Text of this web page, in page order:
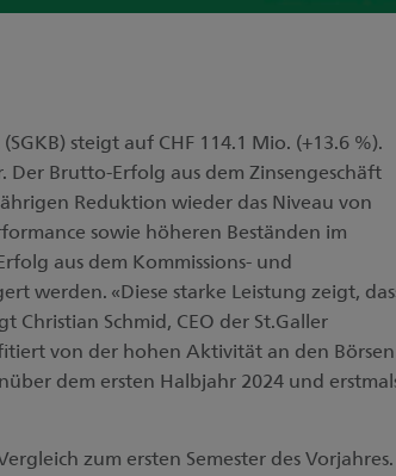
steigt auf CHF 114.1 Mio. (+13.6 %).
Brutto-Erfolg aus dem Zinsengeschäft
Reduktion wieder das Niveau von
sowie höheren Beständen im
aus dem Kommissions- und
werden. «Diese starke Leistung zeigt,
Christian Schmid, CEO der St.Galler
von der hohen Aktivität an den
dem ersten Halbjahr 2024 und
zum ersten Semester des Vorjahres.